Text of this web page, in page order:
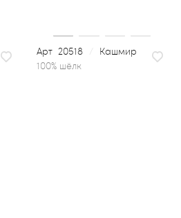
20518
Кашмир
100% шёлк